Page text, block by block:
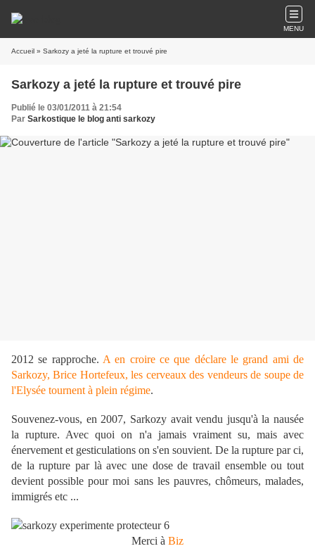
MENU
Accueil » Sarkozy a jeté la rupture et trouvé pire
Sarkozy a jeté la rupture et trouvé pire
Publié le 03/01/2011 à 21:54
Par Sarkostique le blog anti sarkozy
2012 se rapproche. A en croire ce que déclare le grand ami de
Sarkozy, Brice Hortefeux, les cerveaux des vendeurs de soupe de
l'Elysée tournent à plein régime.
Souvenez-vous, en 2007, Sarkozy avait vendu jusqu'à la nausée
la rupture. Avec quoi on n'a jamais vraiment su, mais avec
énervement et gesticulations on s'en souvient. De la rupture par ci,
de la rupture par là avec une dose de travail ensemble ou tout
devient possible pour moi sans les pauvres, chômeurs, malades,
immigrés etc ...
Merci à Biz